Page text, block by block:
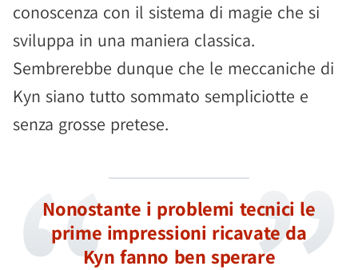
conoscenza con il sistema di magie che si
sviluppa in una maniera classica.
Sembrerebbe dunque che le meccaniche di
Kyn siano tutto sommato sempliciotte e
senza grosse pretese.
Nonostante i problemi tecnici le
prime impressioni ricavate da
Kyn fanno ben sperare